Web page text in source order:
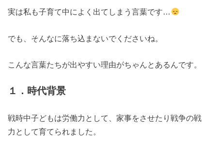
実は私も子育て中によく出てしまう言葉です…
でも、そんなに落ち込まないでくださいね。
こんな言葉たちが出やすい理由がちゃんとあるんです。
１．時代背景
戦時中子どもは労働力として、家事をさせたり戦争の戦
力として育てられました。